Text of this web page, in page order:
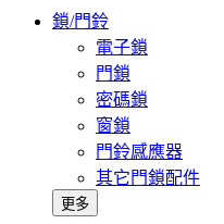
鎖/門鈴
電子鎖
門鎖
密碼鎖
窗鎖
門鈴感應器
其它門鎖配件
更多